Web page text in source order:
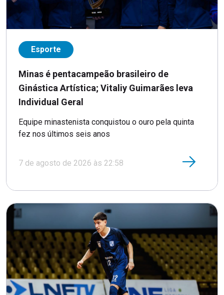
Esporte
Minas é pentacampeão brasileiro de
Ginástica Artística; Vitaliy Guimarães leva
Individual Geral
Equipe minastenista conquistou o ouro pela quinta
fez nos últimos seis anos
7 de agosto de 2026 às 22:58